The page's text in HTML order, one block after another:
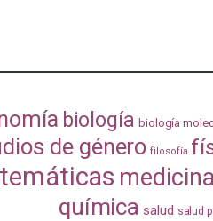
biología biología
de género filosofía
medicina
química salud salud